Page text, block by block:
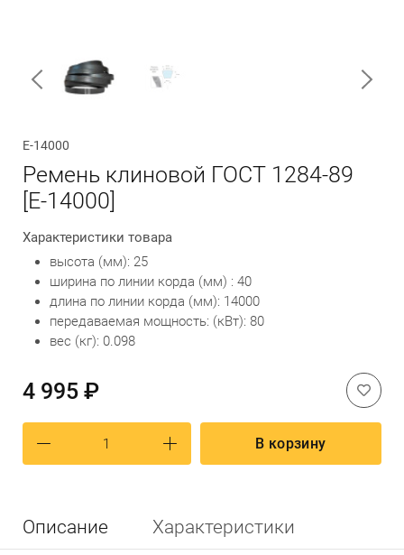
Е-14000
Ремень клиновой ГОСТ 1284-89
[Е-14000]
Характеристики товара
высота (мм): 25
ширина по линии корда (мм) : 40
длина по линии корда (мм): 14000
передаваемая мощность: (кВт): 80
вес (кг): 0.098
4 995 ₽
В корзину
Описание Характеристики